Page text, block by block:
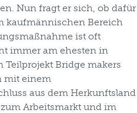
Nun fragt er sich, ob dafür
kaufmännischen Bereich
ist oft
immer am ehesten in
Teilprojekt Bridge makers
mit einem
aus dem Herkunftsland
Arbeitsmarkt und im